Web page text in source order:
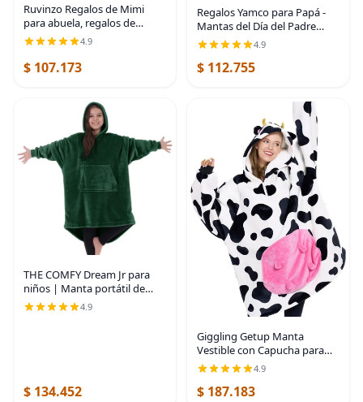
Ruvinzo Regalos de Mimi
para abuela, regalos de
cumpleaños para Mimi,
regalo de cumpleaños para
abuela, ideas de regalo para
abuela, la mejor manta
4.9
$ 107.173
Regalos Yamco para Papá -
Mantas del Día del Padre
50"x40" - Ideas Geniales y
Divertidas para el Día del
Padre, Navidad y
4.9
$ 112.755
THE COMFY Dream Jr para
niños | Manta portátil de
forro polar de microfibra
ligera con capucha y bolsillo |
4.9
$ 134.452
Giggling Getup Manta
Vestible con Capucha para
Mujeres y Hombres Manta
con Capucha Vestible de
Forro Polar Sherpa Sudadera
4.9
$ 187.183